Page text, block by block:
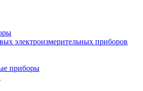
электроизмерительных приборов
приборы